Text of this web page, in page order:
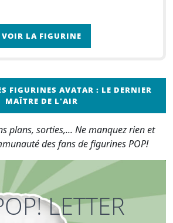
VOIR LA FIGURINE
FIGURINES AVATAR : LE DERNIER
MAÎTRE DE L'AIR
plans, sorties,... Ne manquez rien et
des fans de figurines POP!
LETTER